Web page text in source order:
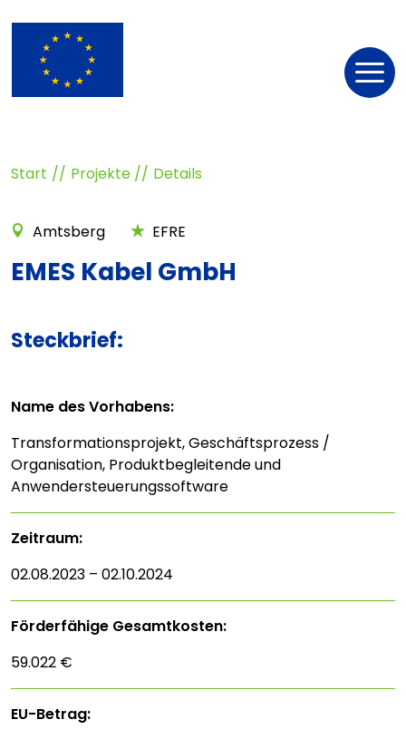
Start Projekte Details
Amtsberg EFRE
EMES Kabel GmbH
Steckbrief:
Name des Vorhabens:
Transformationsprojekt, Geschäftsprozess /
Organisation, Produktbegleitende und
Anwendersteuerungssoftware
Zeitraum:
02.08.2023 – 02.10.2024
Förderfähige Gesamtkosten:
59.022 €
EU-Betrag: